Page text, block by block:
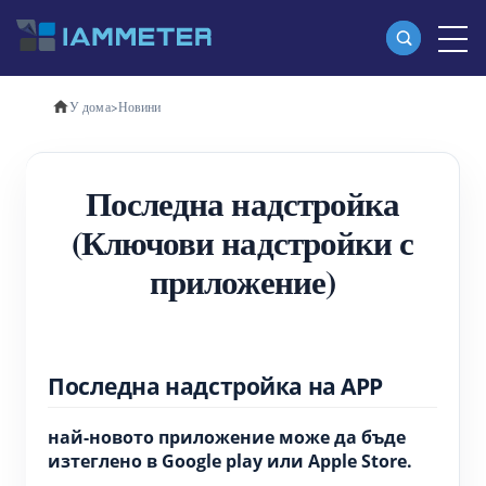
Продукти
(WEM3080)
Трифазен Wi-Fi измервател на енергия
(WEM3080T)
(WEM3050T)
У дома>Новини
Последна надстройка
(Ключови надстройки с
приложение)
Последна надстройка на APP
най-новото приложение може да бъде
изтеглено в Google play или Apple Store.